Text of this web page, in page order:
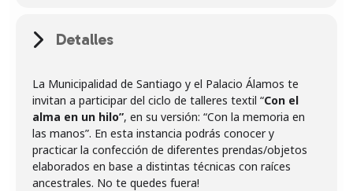
Detalles
La Municipalidad de Santiago y el Palacio Álamos te
invitan a participar del ciclo de talleres textil “Con el
alma en un hilo”, en su versión: “Con la memoria en
las manos”. En esta instancia podrás conocer y
practicar la confección de diferentes prendas/objetos
elaborados en base a distintas técnicas con raíces
ancestrales. No te quedes fuera!